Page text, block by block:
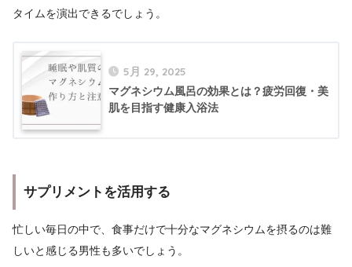
タイムを演出できるでしょう。
5月 29, 2025
マグネシウム風呂の効果とは？疲労回復・美
肌を目指す健康入浴法
サプリメントを活用する
忙しい毎日の中で、食事だけで十分なマグネシウムを摂るのは難
しいと感じる男性も多いでしょう。